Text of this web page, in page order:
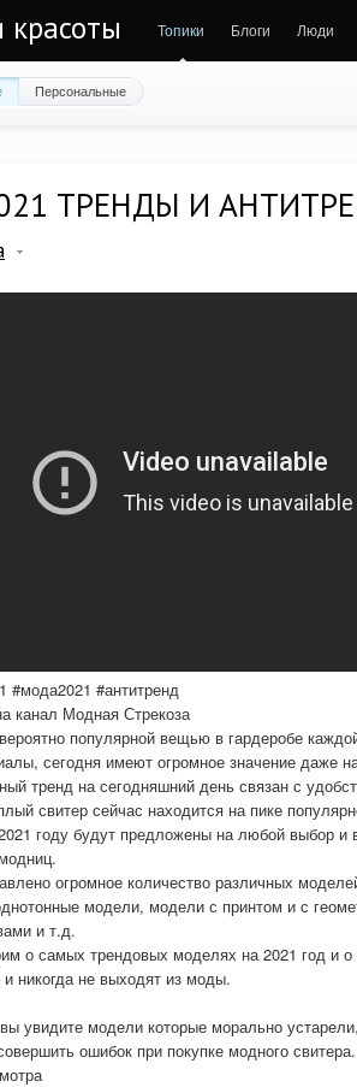
Топики Блоги Люди
Персональные
ТРЕНДЫ И
#мода2021 #антитренд
канал Модная Стрекоза
популярной вещью в гардеробе
сегодня имеют огромное значение даже
тренд на сегодняшний день связан с
свитер сейчас находится на пике
году будут предложены на любой выбор и
огромное количество различных
модели, модели с принтом и с
и т.д.
о самых трендовых моделях на 2021 год и
никогда не выходят из моды.
увидите модели которые морально
ошибок при покупке модного свитера.